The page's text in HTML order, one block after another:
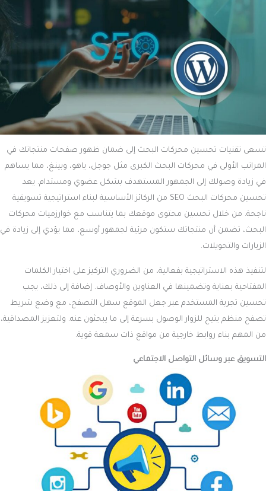
تسعى تقنيات تحسين محركات البحث إلى ضمان ظهور صفحات منتجاتك في
المراتب الأولى في محركات البحث الكبرى مثل جوجل، ياهو، وبينغ، مما يساهم
في زيادة وصولك إلى الجمهور المستهدف بشكل عضوي ومستدام. يعد
تحسين محركات البحث SEO من الركائز الأساسية لبناء استراتيجية تسويقية
ناجحة. من خلال تحسين محتوى موقعك بما يتناسب مع خوارزميات محركات
البحث، تضمن أن منتجاتك ستكون مرئية لجمهور أوسع، مما يؤدي إلى زيادة في
الزيارات والتحويلات.
لتنفيذ هذه الاستراتيجية بفعالية، من الضروري التركيز على اختيار الكلمات
المفتاحية بعناية وتضمينها في العناوين والأوصاف. إضافة إلى ذلك، يجب
تحسين تجربة المستخدم عبر جعل الموقع سهل التصفح، مع وضع شريط
تصفح منظم يتيح للزوار الوصول بسرعة إلى ما يبحثون عنه. ولتعزيز المصداقية،
من المهم بناء روابط خارجية من مواقع ذات سمعة قوية.
التسويق عبر وسائل التواصل الاجتماعي